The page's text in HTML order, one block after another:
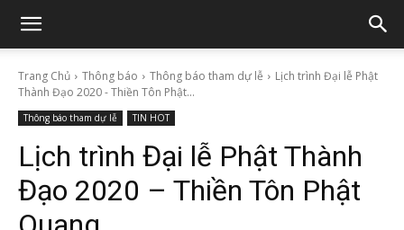
Trang Chủ Thông báo Thông báo tham dự lễ
Lịch trình Đại lễ Phật
Thành Đạo 2020 - Thiền Tôn Phật...
Thông báo tham dự lễ TIN HOT
Lịch trình Đại lễ Phật Thành
Đạo 2020 – Thiền Tôn Phật